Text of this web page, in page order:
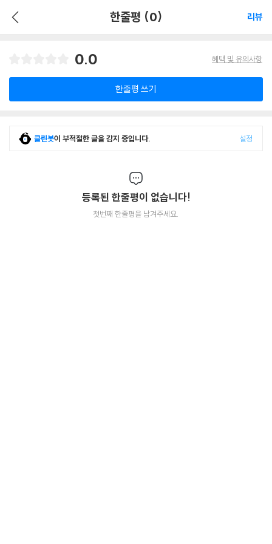
한줄평 (0) 리뷰
0.0 혜택 및 유의사항
한줄평 쓰기
클린봇이 부적절한 글을 감지 중입니다. 설정
등록된 한줄평이 없습니다!
첫번째 한줄평을 남겨주세요.